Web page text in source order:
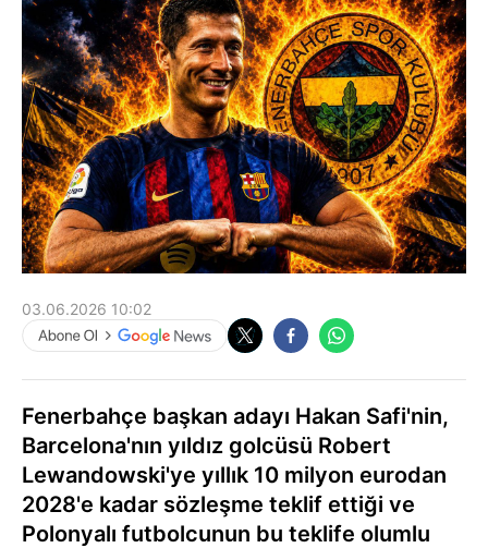
03.06.2026 10:02
Fenerbahçe başkan adayı Hakan Safi'nin,
Barcelona'nın yıldız golcüsü Robert
Lewandowski'ye yıllık 10 milyon eurodan
2028'e kadar sözleşme teklif ettiği ve
Polonyalı futbolcunun bu teklife olumlu